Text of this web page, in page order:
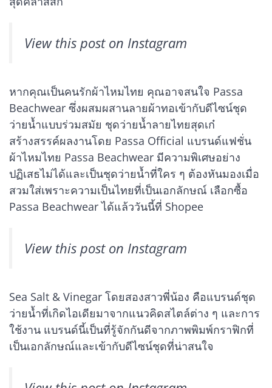
View this post on Instagram
หากคุณเป็นคนรักผ้าไหมไทย คุณอาจสนใจ Passa
Beachwear ซึ่งผสมผสานลายผ้าทอเข้ากับดีไซน์ชุด
ว่ายน้ำแบบร่วมสมัย ชุดว่ายน้ำลายไทยสุดเก๋
สร้างสรรค์ผลงานโดย Passa Official แบรนด์แฟชั่น
ผ้าไหมไทย Passa Beachwear มีความพิเศษอย่าง
ปฏิเสธไม่ได้และเป็นชุดว่ายน้ำที่ใคร ๆ ต้องหันมองเมื่อ
สวมใส่เพราะความเป็นไทยที่เป็นเอกลักษณ์ เลือกซื้อ
Passa Beachwear ได้แล้ววันนี้ที่ Shopee
View this post on Instagram
Sea Salt & Vinegar โดยสองสาวพี่น้อง คือแบรนด์ชุด
ว่ายน้ำที่เกิดไอเดียมาจากแนวคิดสไตล์ต่าง ๆ และการ
ใช้งาน แบรนด์นี้เป็นที่รู้จักกันดีจากภาพพิมพ์กราฟิกที่
เป็นเอกลักษณ์และเข้ากับดีไซน์ชุดที่น่าสนใจ